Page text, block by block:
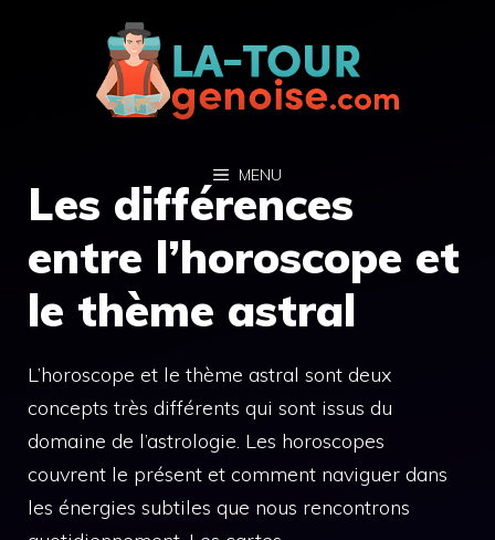
MENU
Les différences
entre l’horoscope et
le thème astral
L’horoscope et le thème astral sont deux
concepts très différents qui sont issus du
domaine de l’astrologie. Les horoscopes
couvrent le présent et comment naviguer dans
les énergies subtiles que nous rencontrons